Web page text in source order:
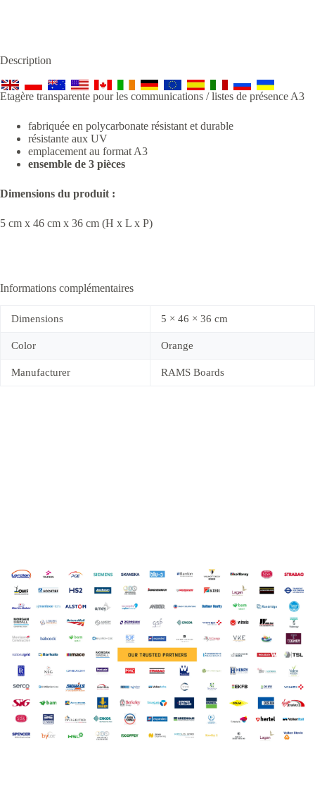
Description
Etagère transparente pour les communications / listes de présence A3
fabriquée en polycarbonate résistant et durable
résistante aux UV
emplacement au format A3
ensemble de 3 pièces
Dimensions du produit :
5 cm x 46 cm x 36 cm (H x L x P)
Informations complémentaires
Dimensions 5 × 46 × 36 cm
Color Orange
Manufacturer RAMS Boards